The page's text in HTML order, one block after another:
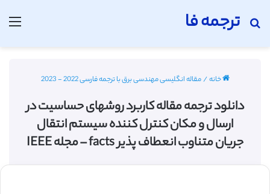
ترجمه فا
جستجو برای
خانه/مقاله انگلیسی مهندسی برق با ترجمه فارسی 2022 - 2023
دانلود ترجمه مقاله کاربرد روشهای حساسیت در
ارسال و مکان کنترل کننده سیستم انتقال
جریان متناوب انعطاف پذیر facts – مجله IEEE